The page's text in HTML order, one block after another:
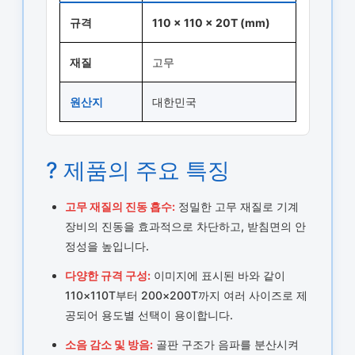
규격 110 × 110 × 20T (mm)
재질 고무
원산지 대한민국
? 제품의 주요 특징
고무 재질의 진동 흡수:정밀한 고무 재질로 기계
장비의 진동을 효과적으로 차단하고, 받침면의 안
정성을 높입니다.
다양한 규격 구성:이미지에 표시된 바와 같이
110×110T부터 200×200T까지 여러 사이즈로 제
공되어 용도별 선택이 용이합니다.
소음 감소 및 방음:골판 구조가 음파를 분산시켜